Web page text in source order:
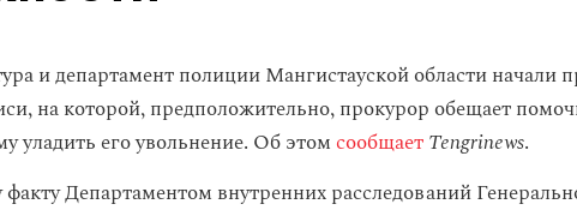
и департамент полиции Мангистауской области начали
на которой, предположительно, прокурор обещает
уладить его увольнение. Об этомсообщаетTengrinews.
Департаментом внутренних расследований